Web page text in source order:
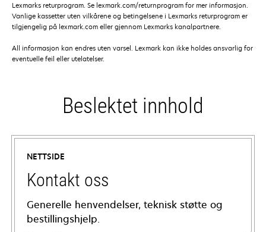
Lexmarks returprogram. Se lexmark.com/returnprogram for mer informasjon.
Vanlige kassetter uten vilkårene og betingelsene i Lexmarks returprogram er
tilgjengelig på lexmark.com eller gjennom Lexmarks kanalpartnere.
All informasjon kan endres uten varsel. Lexmark kan ikke holdes ansvarlig for
eventuelle feil eller utelatelser.
Beslektet innhold
NETTSIDE
Kontakt oss
Generelle henvendelser, teknisk støtte og
bestillingshjelp.